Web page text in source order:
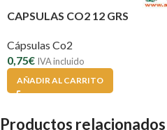
CAPSULAS CO2 12 GRS
Cápsulas Co2
0,75€ IVA incluido
AÑADIR AL CARRITO
Productos relacionados